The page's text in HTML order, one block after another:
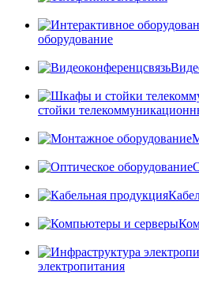
оборудование
стойки
электропитания